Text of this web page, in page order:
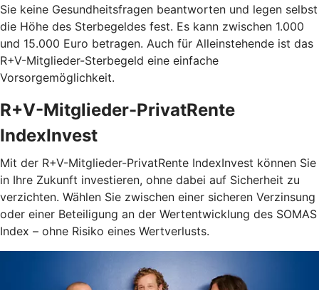
Sie keine Gesundheitsfragen beantworten und legen selbst
die Höhe des Sterbegeldes fest. Es kann zwischen 1.000
und 15.000 Euro betragen. Auch für Alleinstehende ist das
R+V-Mitglieder-Sterbegeld eine einfache
Vorsorgemöglichkeit.
R+V-Mitglieder-PrivatRente
IndexInvest
Mit der R+V-Mitglieder-PrivatRente IndexInvest können Sie
in Ihre Zukunft investieren, ohne dabei auf Sicherheit zu
verzichten. Wählen Sie zwischen einer sicheren Verzinsung
oder einer Beteiligung an der Wertentwicklung des SOMAS
Index – ohne Risiko eines Wertverlusts.